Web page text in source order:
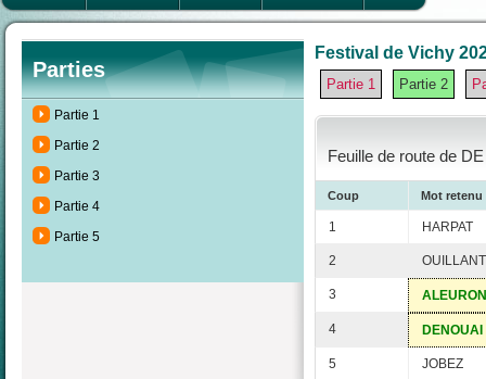
Parties
Partie 1
Partie 2
Partie 3
Partie 4
Partie 5
Festival de Vichy
Partie 1 Partie 2
Feuille de route de
Coup Mot retenu
1 HARPAT
2 OUILLANT
3
4 DENOUAI
5 JOBEZ